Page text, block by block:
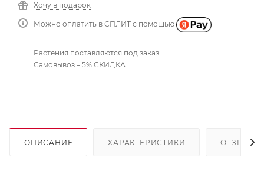
Хочу в подарок
Можно оплатить в СПЛИТ с помощью
Растения поставляются под заказ
Самовывоз – 5% СКИДКА
ОПИСАНИЕ ХАРАКТЕРИСТИКИ ОТЗЫВЫ